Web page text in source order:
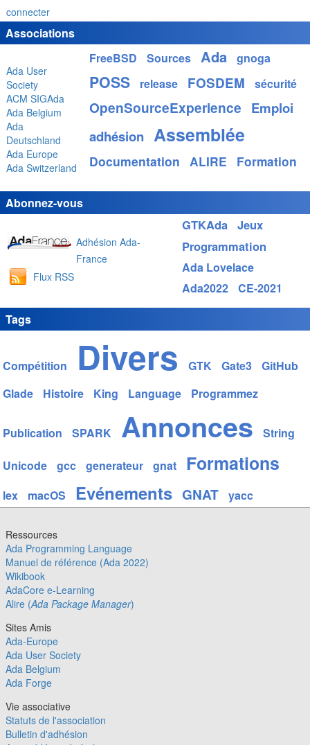
connecter
Associations
Ada User
Society
ACM SIGAda
Ada Belgium
Ada
Deutschland
Ada Europe
Ada Switzerland
Abonnez-vous
Adhésion Ada-
France
Flux RSS
Tags
FreeBSD Sources Ada gnoga
POSS release FOSDEM sécurité
OpenSourceExperience Emploi
adhésion Assemblée
Documentation ALIRE Formation
GTKAda Jeux
Programmation
Ada Lovelace
Ada2022
CE-2021
Compétition Divers GTK Gate3
GitHub
Glade
Histoire King Language Programmez
Publication SPARK Annonces String
Unicode gcc generateur gnat Formations
lex macOS Evénements GNAT yacc
Ressources
Ada Programming Language
Manuel de référence (Ada 2022)
Wikibook
AdaCore e-Learning
Alire (Ada Package Manager)
Sites Amis
Ada-Europe
Ada User Society
Ada Belgium
Ada Forge
Vie associative
Statuts de l'association
Bulletin d'adhésion